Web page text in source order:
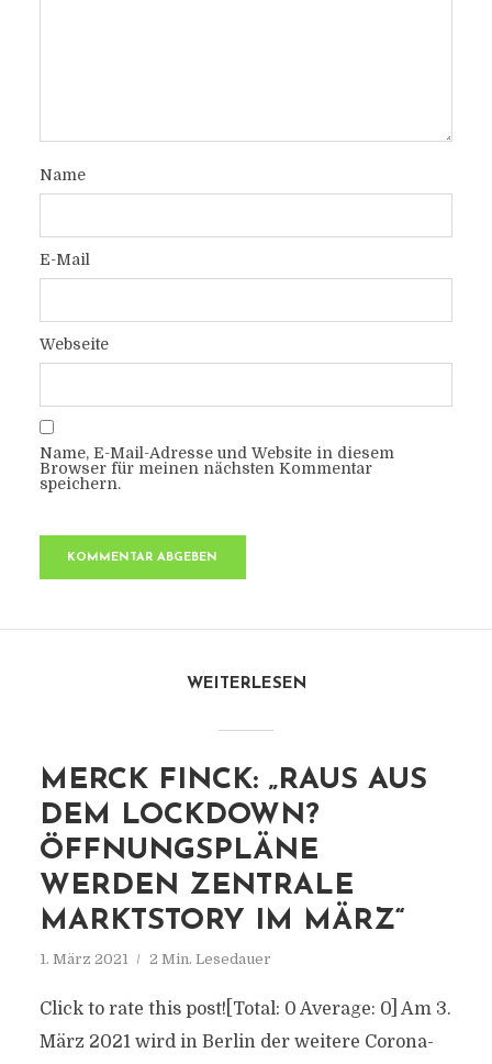
Name
E-Mail
Webseite
Name, E-Mail-Adresse und Website in diesem
Browser für meinen nächsten Kommentar
speichern.
WEITERLESEN
MERCK FINCK: „RAUS AUS
DEM LOCKDOWN?
ÖFFNUNGSPLÄNE
WERDEN ZENTRALE
MARKTSTORY IM MÄRZ“
1. März 2021 2 Min. Lesedauer
Click to rate this post![Total: 0 Average: 0] Am 3.
März 2021 wird in Berlin der weitere Corona-